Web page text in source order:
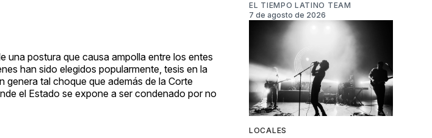
una postura que causa ampolla entre los entes
han sido elegidos popularmente, tesis en la
genera tal choque que además de la Corte
el Estado se expone a ser condenado por no
EL TIEMPO LATINO TEAM
7 de agosto de 2026
LOCALES